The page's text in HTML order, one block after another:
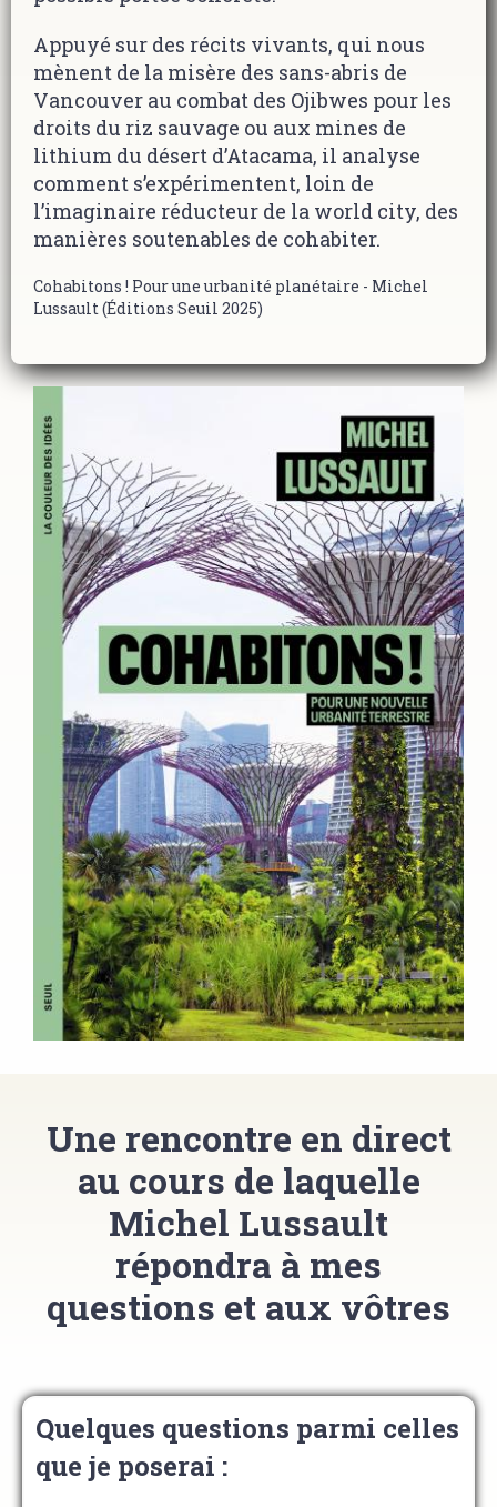
Appuyé sur des récits vivants, qui nous
mènent de la misère des sans-abris de
Vancouver au combat des Ojibwes pour les
droits du riz sauvage ou aux mines de
lithium du désert d’Atacama, il analyse
comment s’expérimentent, loin de
l’imaginaire réducteur de la world city, des
manières soutenables de cohabiter.
Cohabitons ! Pour une urbanité planétaire - Michel
Lussault (Éditions Seuil 2025)
Une rencontre en direct
au cours de laquelle
Michel Lussault
répondra à mes
questions et aux vôtres
Quelques questions parmi celles
que je poserai :